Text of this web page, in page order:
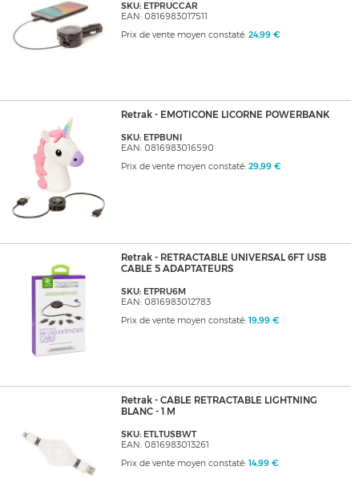
SKU: ETPRUCCAR
EAN: 0816983017511
Prix de vente moyen constaté: 24,99 €
Retrak - EMOTICONE LICORNE POWERBANK
SKU: ETPBUNI
EAN: 0816983016590
Prix de vente moyen constaté: 29,99 €
Retrak - RETRACTABLE UNIVERSAL 6FT USB
CABLE 5 ADAPTATEURS
SKU: ETPRU6M
EAN: 0816983012783
Prix de vente moyen constaté: 19,99 €
Retrak - CABLE RETRACTABLE LIGHTNING
BLANC - 1 M
SKU: ETLTUSBWT
EAN: 0816983013261
Prix de vente moyen constaté: 14,99 €